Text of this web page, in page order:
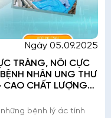
Ngày 05.09.2025
TRÀNG, NỐI CỰC
NHÂN UNG THƯ
CAO CHẤT LƯỢNG
bệnh lý ác tính